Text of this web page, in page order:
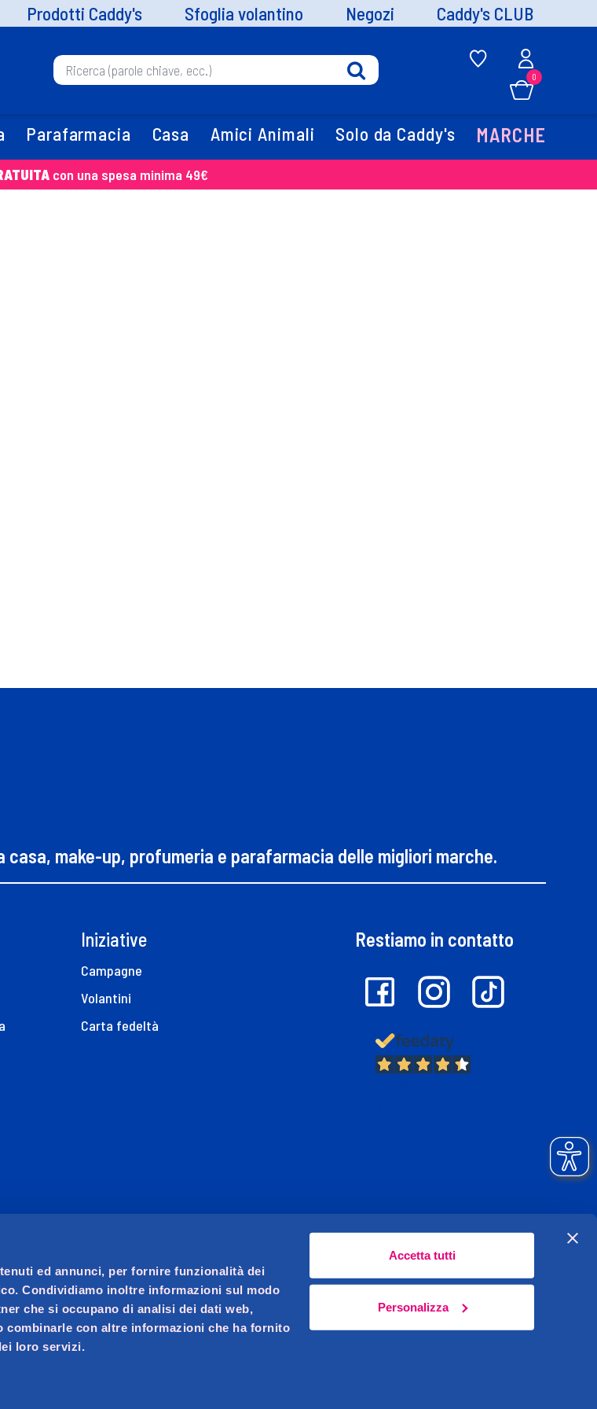
ed annunci, per fornire funzionalità dei
Condividiamo inoltre informazioni sul modo
che si occupano di analisi dei dati web,
combinarle con altre informazioni che ha fornito
loro servizi.
Accetta tutti
Personalizza
Prodotti Caddy's Sfoglia volantino Negozi Caddy's CLUB
0
Parafarmacia Casa Amici Animali Solo da Caddy's MARCHE
con una spesa minima 49€
casa, make-up, profumeria e parafarmacia delle migliori marche.
Iniziative
Campagne
Volantini
Carta fedeltà
Restiamo in contatto
soggetta a direzione e coordinamento di Celeghin Giovanni S.r.l. Sede legale Pernumia (PD)